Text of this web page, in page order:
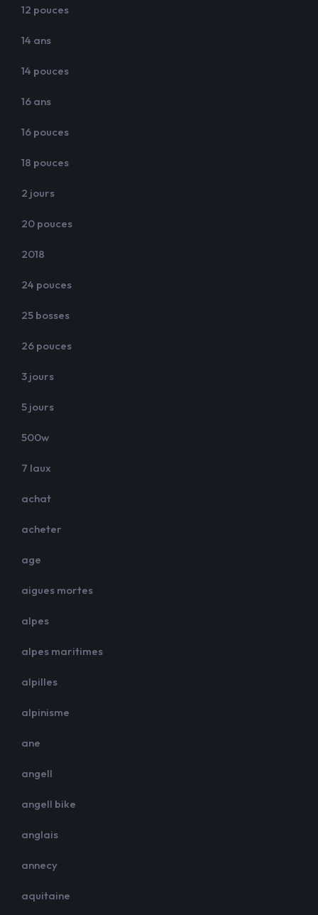
12 pouces
14 ans
14 pouces
16 ans
16 pouces
18 pouces
2 jours
20 pouces
2018
24 pouces
25 bosses
26 pouces
3 jours
5 jours
500w
7 laux
achat
acheter
age
aigues mortes
alpes
alpes maritimes
alpilles
alpinisme
ane
angell
angell bike
anglais
annecy
aquitaine